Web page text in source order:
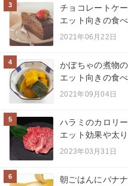
3
チョコレートケ
エット向きの食
2021年06月22日
4
かぼちゃの煮物
エット向きの食
2021年09月04日
5
ハラミのカロリ
エット効果や太
2023年03月31日
6
朝ごはんにバナ